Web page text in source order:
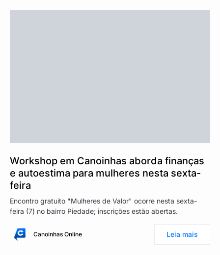
Workshop em Canoinhas aborda finanças
e autoestima para mulheres nesta sexta-
feira
Encontro gratuito "Mulheres de Valor" ocorre nesta sexta-
feira (7) no bairro Piedade; inscrições estão abertas.
Canoinhas Online Leia mais